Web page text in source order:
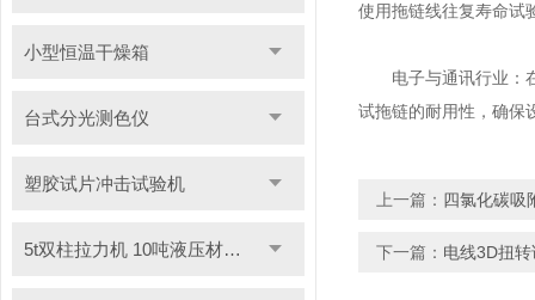
小型恒温干燥箱
台式分光测色仪
塑胶试片冲击试验机
5t双柱拉力机 10吨液压材料拉力试验机
使用拖链线往复寿命试
电子与通讯行业：在
试拖链的耐用性，确保
上一篇： 四氯化碳吸
下一篇： 电线3D扭